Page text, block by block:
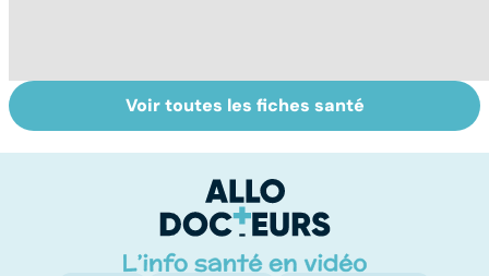
Mélanome : le
plus redouté des
Le lymphome, un
cancer peu
fréquent
Voir toutes les fiches santé